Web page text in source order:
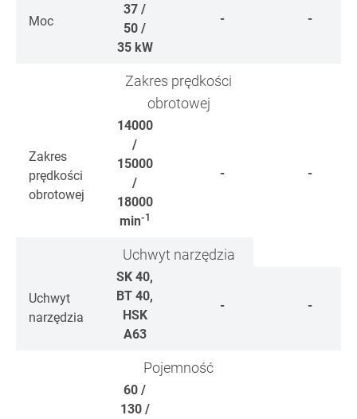
Moc
37 /
50 /
35 kW
- -
Zakres prędkości
obrotowej
Zakres
prędkości
obrotowej
14000
/
15000
/
18000
min-1
- -
Uchwyt narzędzia
Uchwyt
narzędzia
SK 40,
BT 40,
HSK
A63
- -
Pojemność
60 /
130 /